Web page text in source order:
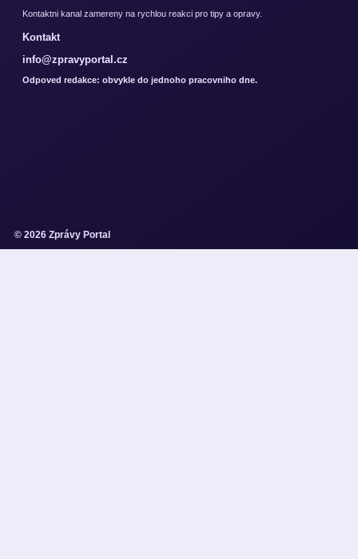
Kontaktni kanal zamereny na rychlou reakci pro tipy a opravy.
Kontakt
info@zpravyportal.cz
Odpoved redakce: obvykle do jednoho pracovniho dne.
© 2026 Zprávy Portal